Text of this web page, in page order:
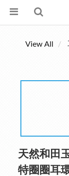
View All
天然和田
特圈圈耳